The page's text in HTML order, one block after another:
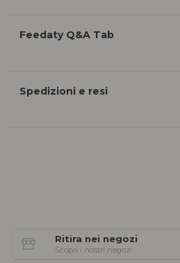
Feedaty Q&A Tab
Spedizioni e resi
Ritira nei negozi
Scopri i nostri negozi